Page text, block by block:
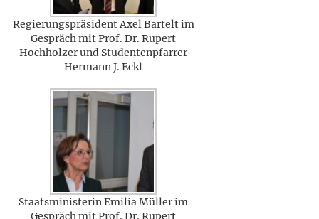
Regierungspräsident Axel Bartelt im
Gespräch mit Prof. Dr. Rupert
Hochholzer und Studentenpfarrer
Hermann J. Eckl
Staatsministerin Emilia Müller im
Gespräch mit Prof. Dr. Rupert